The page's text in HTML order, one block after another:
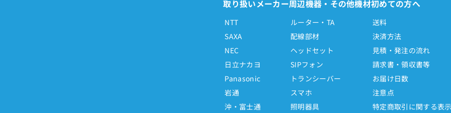
取り扱いメーカー
NTT
SAXA
NEC
日立ナカヨ
Panasonic
岩通
沖・富士通
周辺機器・その他機材
ルーター・TA
配線部材
ヘッドセット
SIPフォン
トランシーバー
スマホ
照明器具
初めての方へ
送料
決済方法
見積・発注の流れ
請求書・領収書等
お届け日数
注意点
特定商取引に関する表